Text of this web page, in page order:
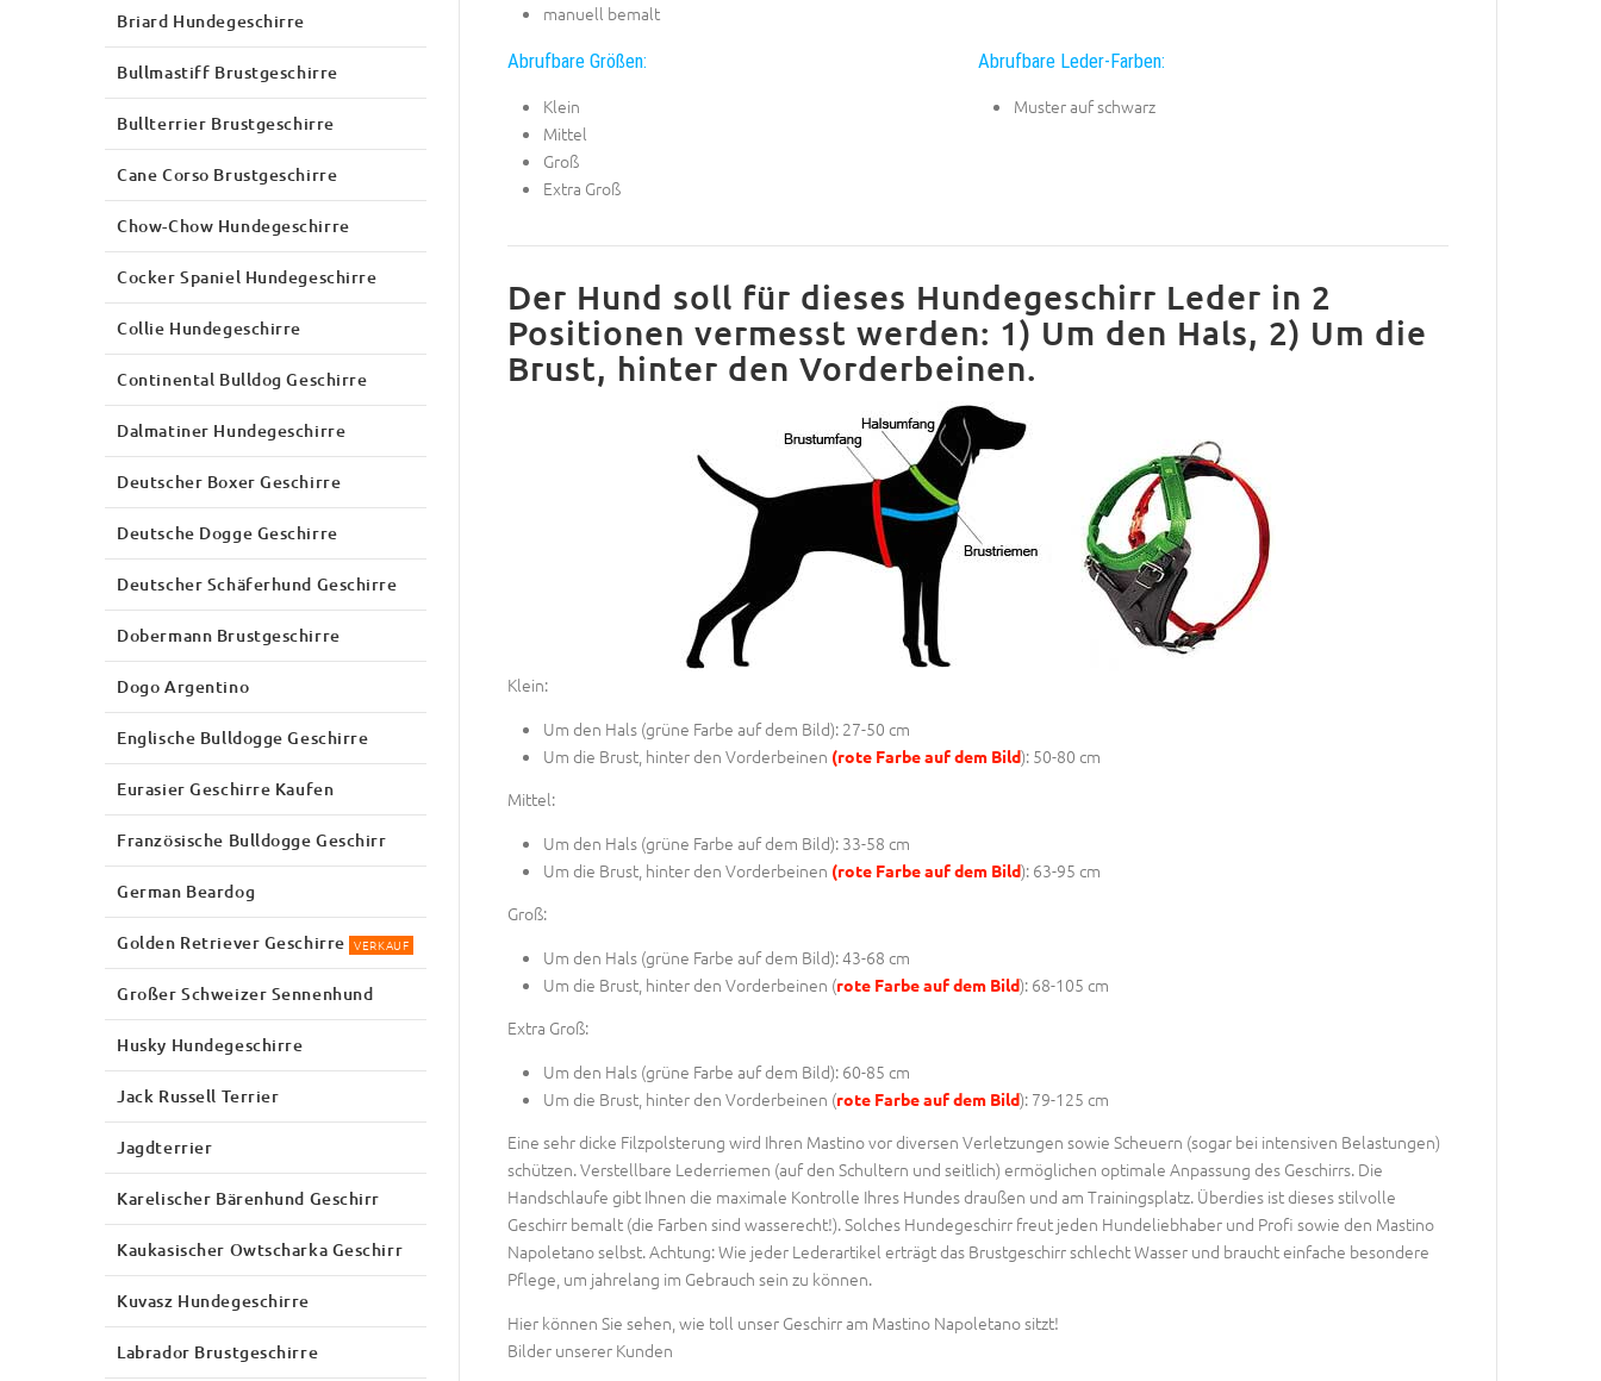
manuell bemalt
Abrufbare Größen:
Klein
Mittel
Groß
Extra Groß
Abrufbare Leder-Farben:
Muster auf schwarz
Der Hund soll für dieses Hundegeschirr Leder in 2
Positionen vermesst werden: 1) Um den Hals, 2) Um die
Brust, hinter den Vorderbeinen.
Klein:
Um den Hals (grüne Farbe auf dem Bild): 27-50 cm
Um die Brust, hinter den Vorderbeinen (rote Farbe auf dem Bild): 50-80 cm
Mittel:
Um den Hals (grüne Farbe auf dem Bild): 33-58 cm
Um die Brust, hinter den Vorderbeinen (rote Farbe auf dem Bild): 63-95 cm
Groß:
Um den Hals (grüne Farbe auf dem Bild): 43-68 cm
Um die Brust, hinter den Vorderbeinen (rote Farbe auf dem Bild): 68-105 cm
Extra Groß:
Um den Hals (grüne Farbe auf dem Bild): 60-85 cm
Um die Brust, hinter den Vorderbeinen (rote Farbe auf dem Bild): 79-125 cm
Eine sehr dicke Filzpolsterung wird Ihren Mastino vor diversen Verletzungen sowie Scheuern (sogar bei intensiven Belastungen)
schützen. Verstellbare Lederriemen (auf den Schultern und seitlich) ermöglichen optimale Anpassung des Geschirrs. Die
Handschlaufe gibt Ihnen die maximale Kontrolle Ihres Hundes draußen und am Trainingsplatz. Überdies ist dieses stilvolle
Geschirr bemalt (die Farben sind wasserecht!). Solches Hundegeschirr freut jeden Hundeliebhaber und Profi sowie den Mastino
Napoletano selbst. Achtung: Wie jeder Lederartikel erträgt das Brustgeschirr schlecht Wasser und braucht einfache besondere
Pflege, um jahrelang im Gebrauch sein zu können.
Hier können Sie sehen, wie toll unser Geschirr am Mastino Napoletano sitzt!
Bilder unserer Kunden
Briard Hundegeschirre
Bullmastiff Brustgeschirre
Bullterrier Brustgeschirre
Cane Corso Brustgeschirre
Chow-Chow Hundegeschirre
Cocker Spaniel Hundegeschirre
Collie Hundegeschirre
Continental Bulldog Geschirre
Dalmatiner Hundegeschirre
Deutscher Boxer Geschirre
Deutsche Dogge Geschirre
Deutscher Schäferhund Geschirre
Dobermann Brustgeschirre
Dogo Argentino
Englische Bulldogge Geschirre
Eurasier Geschirre Kaufen
Französische Bulldogge Geschirr
German Beardog
Golden Retriever Geschirre VERKAUF
Großer Schweizer Sennenhund
Husky Hundegeschirre
Jack Russell Terrier
Jagdterrier
Karelischer Bärenhund Geschirr
Kaukasischer Owtscharka Geschirr
Kuvasz Hundegeschirre
Labrador Brustgeschirre